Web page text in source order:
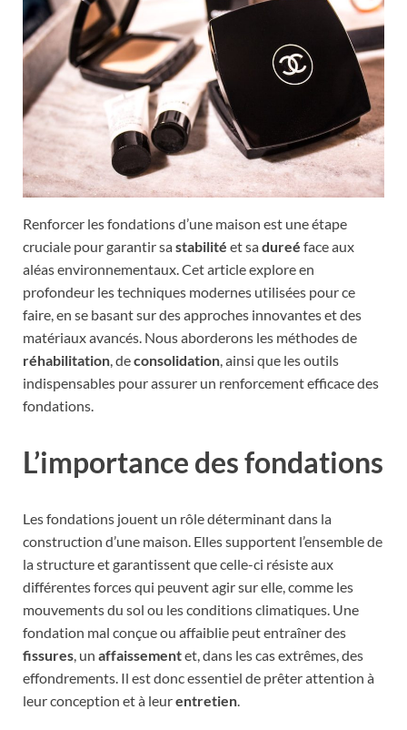
Renforcer les fondations d’une maison est une étape
cruciale pour garantir sastabilité et sadureé face aux
aléas environnementaux. Cet article explore en
profondeur les techniques modernes utilisées pour ce
faire, en se basant sur des approches innovantes et des
matériaux avancés. Nous aborderons les méthodes de
réhabilitation, deconsolidation, ainsi que les outils
indispensables pour assurer un renforcement efficace des
fondations.
L’importance des fondations
Les fondations jouent un rôle déterminant dans la
construction d’une maison. Elles supportent l’ensemble de
la structure et garantissent que celle-ci résiste aux
différentes forces qui peuvent agir sur elle, comme les
mouvements du sol ou les conditions climatiques. Une
fondation mal conçue ou affaiblie peut entraîner des
fissures , un affaissementet, dans les cas extrêmes, des
effondrements. Il est donc essentiel de prêter attention à
leur conception et à leurentretien